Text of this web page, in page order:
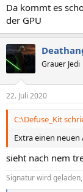
Da kommt es
der GPU
Grauer Jedi
22. Juli 2020
C:\Defuse_Kit
Extra einen
sieht nach nem
Signatur wird